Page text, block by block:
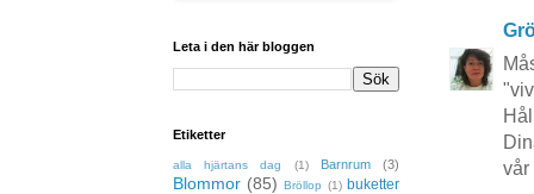
vår
Leta i den här bloggen
Etiketter
alla hjärtans dag (1) Barnrum (3)
Blommor (85) Bröllop (1) buketter